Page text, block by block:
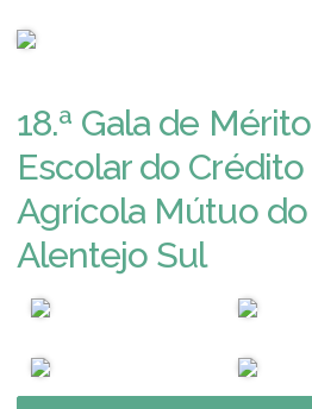
18.ª Gala de Mérito
Escolar do Crédito
Agrícola Mútuo do
Alentejo Sul